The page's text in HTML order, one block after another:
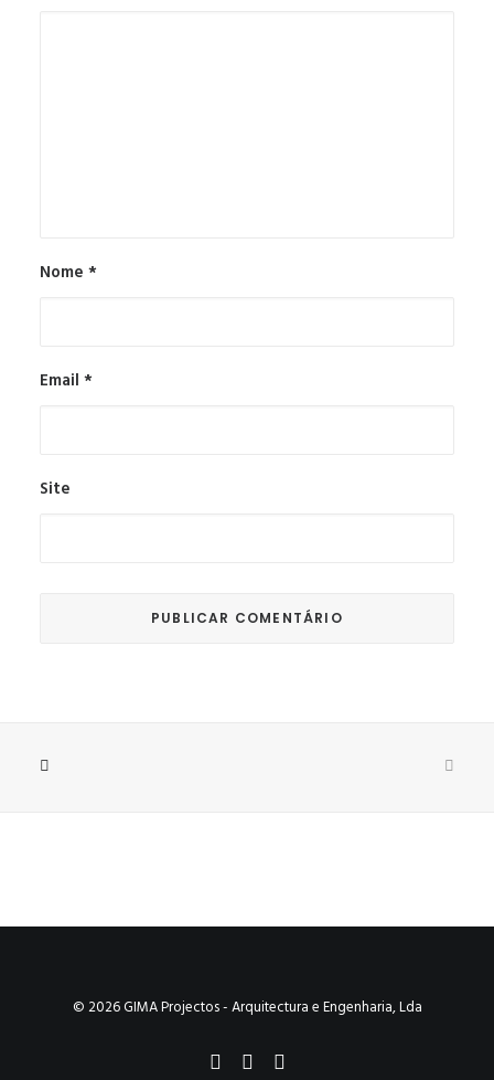
Nome *
Email *
Site
© 2026 GIMA Projectos - Arquitectura e Engenharia, Lda